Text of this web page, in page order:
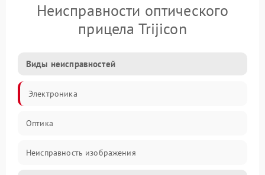
Неисправности оптического
прицела Trijicon
Виды неисправностей
Электроника
Оптика
Неисправность изображения